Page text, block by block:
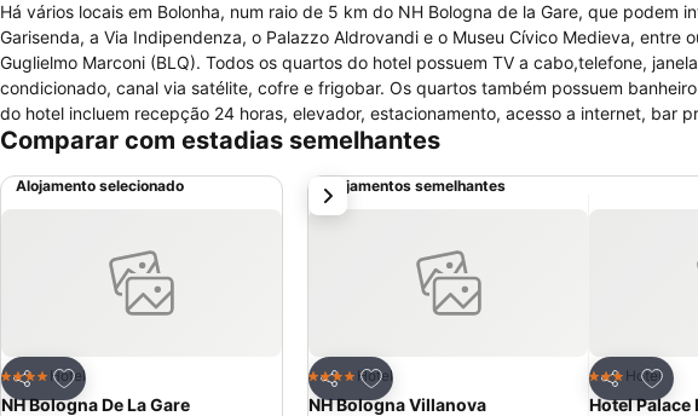
Há vários locais em Bolonha, num raio de 5 km do NH Bologna de la Gare, que podem
Garisenda, a Via Indipendenza, o Palazzo Aldrovandi e o Museu Cívico Medieva, entre
Guglielmo Marconi (BLQ). Todos os quartos do hotel possuem TV a cabo,telefone,
condicionado, canal via satélite, cofre e frigobar. Os quartos também possuem
do hotel incluem recepção 24 horas, elevador, estacionamento, acesso a internet, bar
lavanderia e adaptação para cadeira de rodas. O hotel também possui um centro
Comparar com estadias semelhantes
Alojamento selecionado
Partilhar
Adicionar aos favoritos
4 EstrelasHotel
NH Bologna De La Gare
Alojamentos semelhantes
Partilhar
Adicionar aos favoritos
4 EstrelasHotel
NH Bologna Villanova
Partilhar
3 Estrelas
Hotel
Hotel Palace
próximo